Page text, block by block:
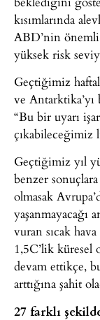
kısımlarında
ABD’nin
yüksek risk
Geçtiğimiz
ve
“Bu bir uyarı
çıkabileceğimiz
Geçtiğimiz yıl
benzer
olmasak
yaşanmayacağı
vuran sıcak
1,5C’lik küresel
devam ettikçe,
arttığına şahit
27 farklı